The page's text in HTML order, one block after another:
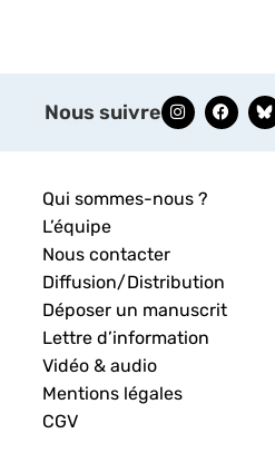
Nous suivre
Qui sommes-nous ?
L’équipe
Nous contacter
Diffusion/Distribution
Déposer un manuscrit
Lettre d’information
Vidéo & audio
Mentions légales
CGV